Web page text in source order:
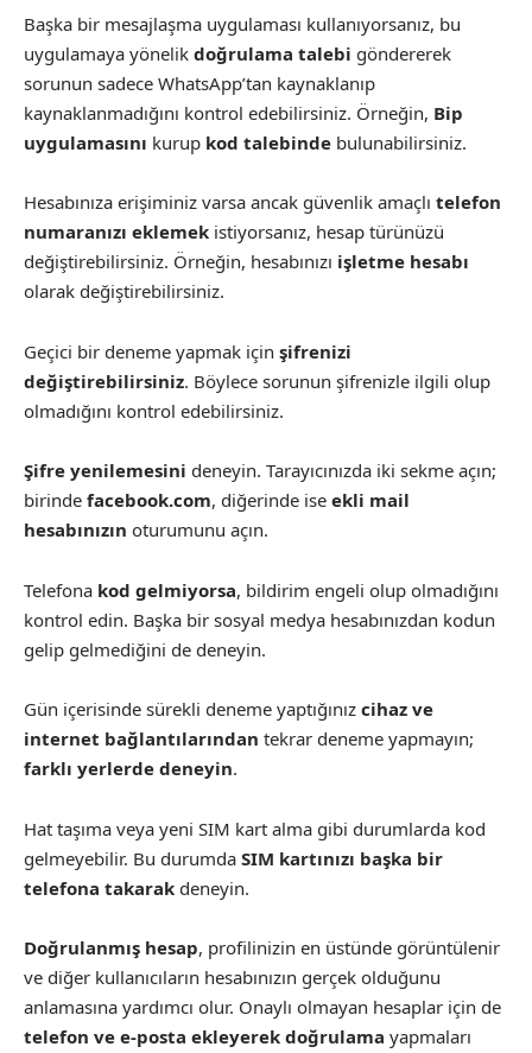
Başka bir mesajlaşma uygulaması kullanıyorsanız, bu
uygulamaya yönelik doğrulama talebi göndererek
sorunun sadece WhatsApp’tan kaynaklanıp
kaynaklanmadığını kontrol edebilirsiniz. Örneğin, Bip
uygulamasını kurup kod talebinde bulunabilirsiniz.
Hesabınıza erişiminiz varsa ancak güvenlik amaçlı telefon
numaranızı eklemek istiyorsanız, hesap türünüzü
değiştirebilirsiniz. Örneğin, hesabınızı işletme hesabı
olarak değiştirebilirsiniz.
Geçici bir deneme yapmak için şifrenizi
değiştirebilirsiniz. Böylece sorunun şifrenizle ilgili olup
olmadığını kontrol edebilirsiniz.
Şifre yenilemesini deneyin. Tarayıcınızda iki sekme açın;
birinde facebook.com, diğerinde ise ekli mail
hesabınızın oturumunu açın.
Telefona kod gelmiyorsa, bildirim engeli olup olmadığını
kontrol edin. Başka bir sosyal medya hesabınızdan kodun
gelip gelmediğini de deneyin.
Gün içerisinde sürekli deneme yaptığınız cihaz ve
internet bağlantılarından tekrar deneme yapmayın;
farklı yerlerde deneyin.
Hat taşıma veya yeni SIM kart alma gibi durumlarda kod
gelmeyebilir. Bu durumda SIM kartınızı başka bir
telefona takarak deneyin.
Doğrulanmış hesap, profilinizin en üstünde görüntülenir
ve diğer kullanıcıların hesabınızın gerçek olduğunu
anlamasına yardımcı olur. Onaylı olmayan hesaplar için de
telefon ve e-posta ekleyerek doğrulama yapmaları